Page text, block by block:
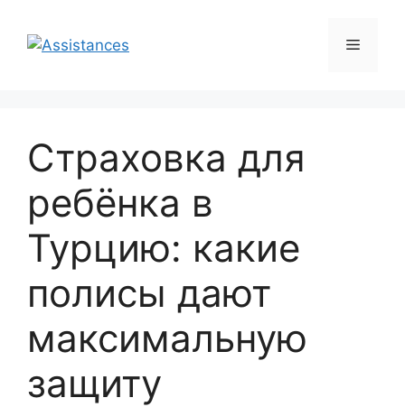
содержимому
Меню
Страховка для
ребёнка в
Турцию: какие
полисы дают
максимальную
защиту